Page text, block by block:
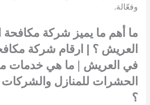
وفعّالة.
ما أهم ما يميز شركة
العريش ؟ | ارقام شركة
في العريش
ما هي خدمات
الحشرات للمنازل
؟